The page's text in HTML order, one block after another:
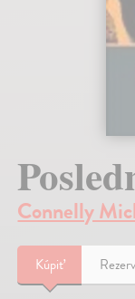
Connelly
Kúpiť